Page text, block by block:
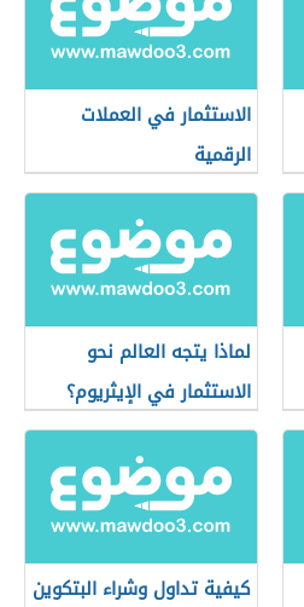
الاستثمار في العملات
الرقمية
لماذا يتجه العالم نحو
الاستثمار في الإيثريوم؟
كيفية تداول وشراء البتكوين